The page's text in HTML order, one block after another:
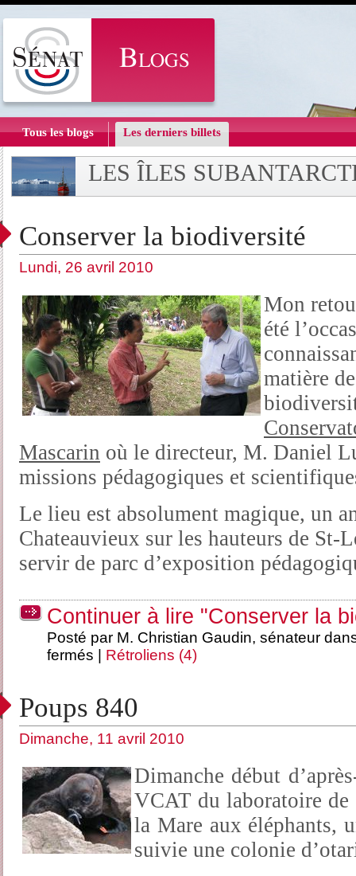
Tous les blogs Les derniers billets
LES ÎLES
Conserver la biodiversité
Lundi, 26 avril 2010
Mon
été
matière
Mascarin où le directeur, M. Daniel
missions pédagogiques et
Le lieu est absolument magique, un
Chateauvieux sur les hauteurs de St-
servir de parc d’exposition
Continuer à lire "Conserver la
Posté par M. Christian Gaudin, sénateur
fermés
Rétroliens (4)
Poups 840
Dimanche, 11 avril 2010
Dimanche début
VCAT du laboratoire
la Mare aux éléphants,
suivie une colonie